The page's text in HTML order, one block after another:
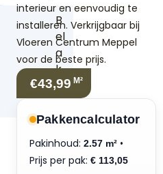
B
el
a
k
o
s
al
a
interieur en eenvoudig te
installeren. Verkrijgbaar bij
Vloeren Centrum Meppel
voor de beste prijs.
€43,99 M²
Pakkencalculator
Pakinhoud: 2.57 m² •
Prijs per pak: € 113,05